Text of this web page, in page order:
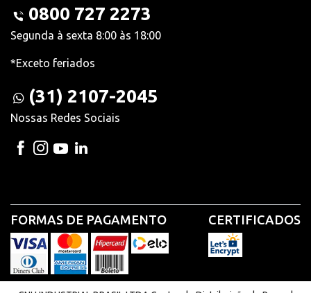
0800 727 2273
Segunda à sexta 8:00 às 18:00
*Exceto feriados
(31) 2107-2045
Nossas Redes Sociais
FORMAS DE PAGAMENTO CERTIFICADOS